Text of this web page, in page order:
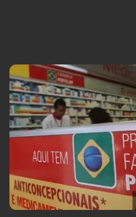
Agronegócios
Brasil
Brasil Mineral
Ciência &
Tecnologia
Cinema
Cultura
Economia
Educação
Infraestrutura
Internacional